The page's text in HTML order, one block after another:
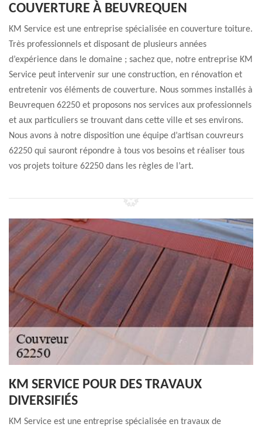
COUVERTURE À BEUVREQUEN
KM Service est une entreprise spécialisée en couverture toiture.
Très professionnels et disposant de plusieurs années
d’expérience dans le domaine ; sachez que, notre entreprise KM
Service peut intervenir sur une construction, en rénovation et
entretenir vos éléments de couverture. Nous sommes installés à
Beuvrequen 62250 et proposons nos services aux professionnels
et aux particuliers se trouvant dans cette ville et ses environs.
Nous avons à notre disposition une équipe d’artisan couvreurs
62250 qui sauront répondre à tous vos besoins et réaliser tous
vos projets toiture 62250 dans les règles de l’art.
KM SERVICE POUR DES TRAVAUX
DIVERSIFIÉS
KM Service est une entreprise spécialisée en travaux de